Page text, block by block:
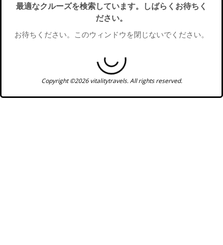
最適なクルーズを検索しています。しばらくお待ちく
ださい。
お待ちください。このウィンドウを閉じないでください。
Copyright ©2026 vitalitytravels. All rights reserved.